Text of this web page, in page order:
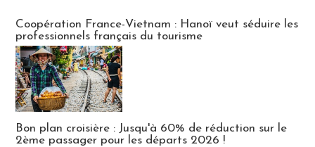
Coopération France-Vietnam : Hanoï veut séduire les
professionnels français du tourisme
Bon plan croisière : Jusqu'à 60% de réduction sur le
2ème passager pour les départs 2026 !